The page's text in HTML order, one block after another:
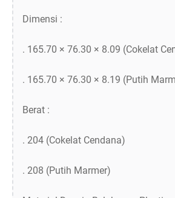
Dimensi :
. 165.70 × 76.30 × 8.09 (Cokelat
. 165.70 × 76.30 × 8.19 (Putih
Berat :
. 204 (Cokelat Cendana)
. 208 (Putih Marmer)